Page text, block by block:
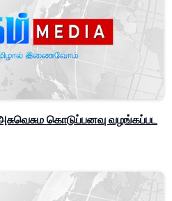
கொடுப்பனவு வழங்கப்பட